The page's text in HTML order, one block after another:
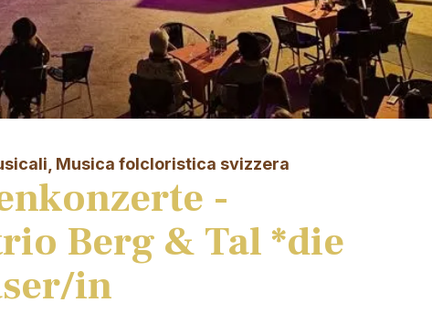
Musica folcloristica svizzera
-
Berg & Tal *die
in